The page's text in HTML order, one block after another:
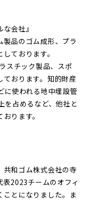
会社』
品のゴム成形、プラ
ております。
スチック製品、スポ
ております。知的財産
に使われる地中埋設管
を占めるなど、他社と
ります。
共和ゴム株式会社の寺
2023チームのオフィ
とになりました。ま